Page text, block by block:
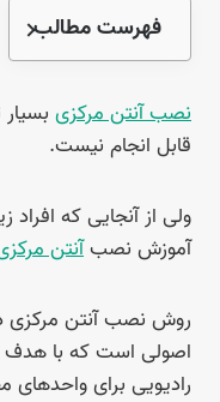
فهرست مطالب
نصب آنتن مرکزی
قابل انجام نیست.
ولی از آنجایی که
آموزش نصبآنتن
روش نصب آنتن مرکزی
اصولی است که با هدف
رادیویی برای